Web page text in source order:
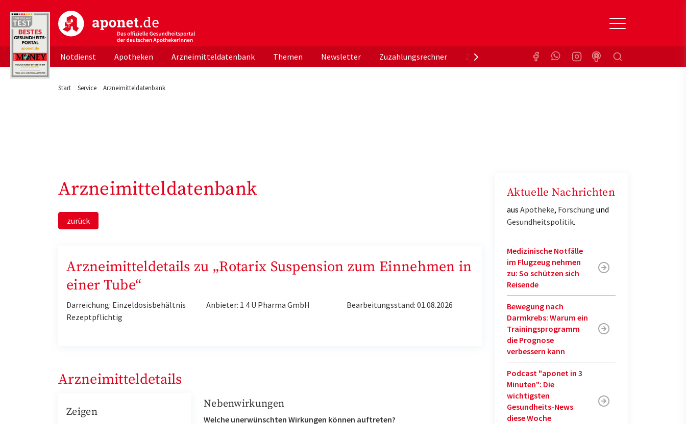
aponet.de - Das offizielle Gesundheitsportal der deutschen ApothekerInnen
Notdienst Apotheken Arzneimitteldatenbank Themen Newsletter Zuzahlungsrechner Zuzahlungsbefreiung KrankenkasseSuchen
Start Service Arzneimitteldatenbank
Arzneimitteldatenbank
zurück
Arzneimitteldetails zu „Rotarix Suspension zum Einnehmen in
einer Tube“
Darreichung: Einzeldosisbehältnis
Rezeptpflichtig
Anbieter: 1 4 U Pharma GmbH Bearbeitungsstand: 01.08.2026
Arzneimitteldetails
Zeigen
Nebenwirkungen
Welche unerwünschten Wirkungen können auftreten?
Aktuelle Nachrichten
aus Apotheke, Forschung und
Gesundheitspolitik.
Medizinische Notfälle
im Flugzeug nehmen
zu: So schützen sich
Reisende
Bewegung nach
Darmkrebs: Warum ein
Trainingsprogramm
die Prognose
verbessern kann
Podcast "aponet in 3
Minuten": Die
wichtigsten
Gesundheits-News
diese Woche